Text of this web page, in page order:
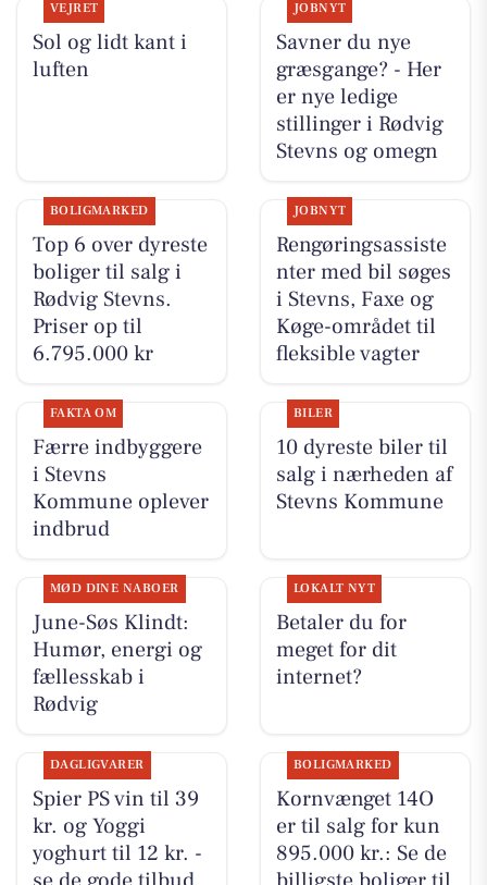
VEJRET
Sol og lidt kant i
luften
JOBNYT
Savner du nye
græsgange? - Her
er nye ledige
stillinger i Rødvig
Stevns og omegn
BOLIGMARKED
Top 6 over dyreste
boliger til salg i
Rødvig Stevns.
Priser op til
6.795.000 kr
JOBNYT
Rengøringsassiste
nter med bil søges
i Stevns, Faxe og
Køge-området til
fleksible vagter
FAKTA OM
Færre indbyggere
i Stevns
Kommune oplever
indbrud
BILER
10 dyreste biler til
salg i nærheden af
Stevns Kommune
MØD DINE NABOER
June-Søs Klindt:
Humør, energi og
fællesskab i
Rødvig
LOKALT NYT
Betaler du for
meget for dit
internet?
DAGLIGVARER
Spier PS vin til 39
kr. og Yoggi
yoghurt til 12 kr. -
BOLIGMARKED
Kornvænget 14O
er til salg for kun
895.000 kr.: Se de